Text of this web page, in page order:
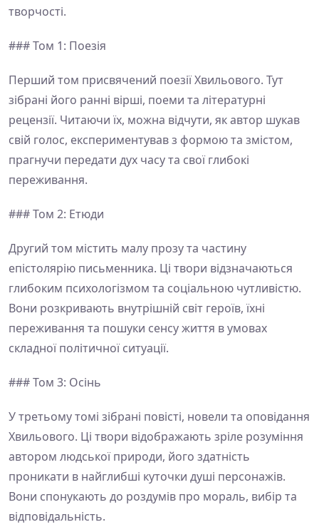
творчості.
### Том 1: Поезія
Перший том присвячений поезії Хвильового. Тут
зібрані його ранні вірші, поеми та літературні
рецензії. Читаючи їх, можна відчути, як автор шукав
свій голос, експериментував з формою та змістом,
прагнучи передати дух часу та свої глибокі
переживання.
### Том 2: Етюди
Другий том містить малу прозу та частину
епістолярію письменника. Ці твори відзначаються
глибоким психологізмом та соціальною чутливістю.
Вони розкривають внутрішній світ героїв, їхні
переживання та пошуки сенсу життя в умовах
складної політичної ситуації.
### Том 3: Осінь
У третьому томі зібрані повісті, новели та оповідання
Хвильового. Ці твори відображають зріле розуміння
автором людської природи, його здатність
проникати в найглибші куточки душі персонажів.
Вони спонукають до роздумів про мораль, вибір та
відповідальність.